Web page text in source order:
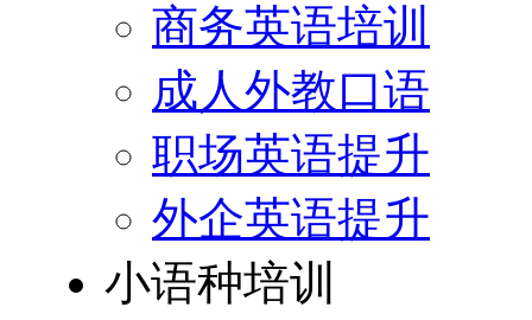
商务英语培训
成人外教口语
职场英语提升
外企英语提升
小语种培训